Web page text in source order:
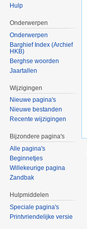
Hulp
Onderwerpen
Onderwerpen
Barghief Index (Archief
HKB)
Berghse woorden
Jaartallen
Wijzigingen
Nieuwe pagina's
Nieuwe bestanden
Recente wijzigingen
Bijzondere pagina's
Alle pagina's
Beginnetjes
Willekeurige pagina
Zandbak
Hulpmiddelen
Speciale pagina's
Printvriendelijke versie